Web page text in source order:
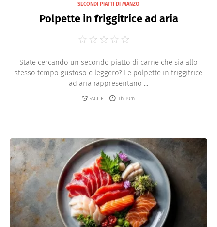
SECONDI PIATTI DI MANZO
Polpette in friggitrice ad aria
State cercando un secondo piatto di carne che sia allo
stesso tempo gustoso e leggero? Le polpette in friggitrice
ad aria rappresentano ...
FACILE 1h 10m